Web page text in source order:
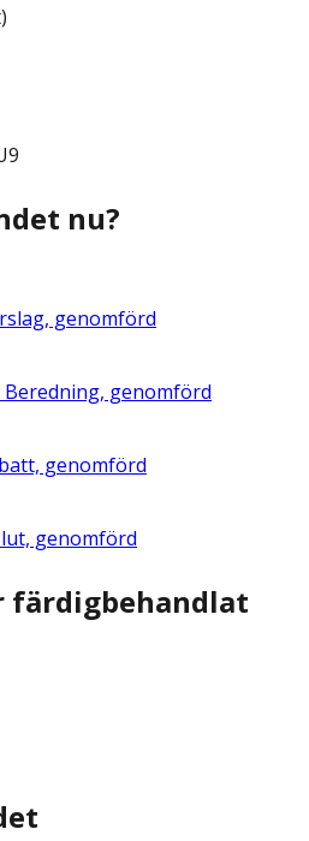
nu?
genomförd
Beredning, genomförd
genomförd
genomförd
färdigbehandlat